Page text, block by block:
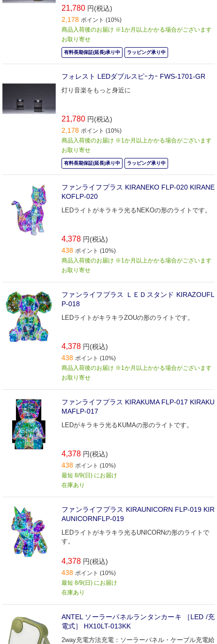
21,780 円(税込)
2,178 ポイント (10%)
商品入荷後のお届け ※1か月以上かかる場合がございます
お取り寄せ
有料長期保証(延長)承り中 ラッピング承り中
フォレスト LEDダブルスピｰカｰ FWS-1701-GR
灯り音楽をもっと身近に
21,780 円(税込)
2,178 ポイント (10%)
商品入荷後のお届け ※1か月以上かかる場合がございます
お取り寄せ
有料長期保証(延長)承り中 ラッピング承り中
ファンライフプラス KIRANEKO FLP-020 KIRANE
KOFLP-020
LEDライトがキラキラ光るNEKOの形のライトです。
4,378 円(税込)
438 ポイント (10%)
商品入荷後のお届け ※1か月以上かかる場合がございます
お取り寄せ
ファンライフプラス ＬＥＤスタンド KIRAZOUFL
P-018
LEDライトがキラキラZOUの形のライトです。
4,378 円(税込)
438 ポイント (10%)
商品入荷後のお届け ※1か月以上かかる場合がございます
お取り寄せ
ファンライフプラス KIRAKUMA FLP-017 KIRAKU
MAFLP-017
LEDがキラキラ光るKUMAの形のライトです。
4,378 円(税込)
438 ポイント (10%)
最短 8/9(日) にお届け
在庫あり
ファンライフプラス KIRAUNICORN FLP-019 KIR
AUNICORNFLP-019
LEDライトがキラキラ光るUNICORNの形のライトで
す。
4,378 円(税込)
438 ポイント (10%)
最短 8/9(日) にお届け
在庫あり
ANTEL ソーラーパネルランタンカーキ ［LED /充
電式］ HX10LT-013KK
2way充電方法充電：ソーラーパネル・ケーブル充電給